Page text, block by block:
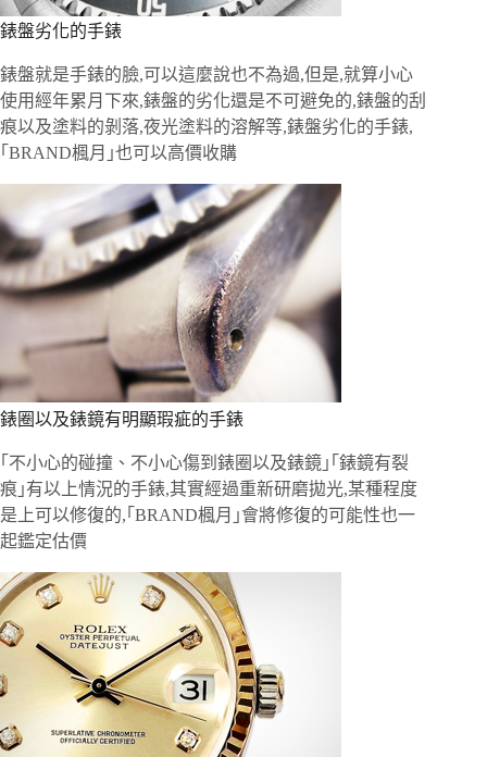
錶盤劣化的手錶
錶盤就是手錶的臉,可以這麼說也不為過,但是,就算小心
使用經年累月下來,錶盤的劣化還是不可避免的,錶盤的刮
痕以及塗料的剝落,夜光塗料的溶解等,錶盤劣化的手錶,
｢BRAND楓月｣也可以高價收購
錶圈以及錶鏡有明顯瑕疵的手錶
｢不小心的碰撞、不小心傷到錶圈以及錶鏡｣｢錶鏡有裂
痕｣有以上情況的手錶,其實經過重新研磨拋光,某種程度
是上可以修復的,｢BRAND楓月｣會將修復的可能性也一
起鑑定估價